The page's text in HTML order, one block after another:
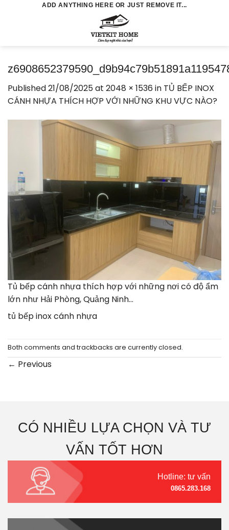
ADD ANYTHING HERE OR JUST REMOVE IT...
Published21/08/2025at 2048 × 1536 in TỦ BẾP INOX
CÁNH NHỰA THÍCH HỢP VỚI NHỮNG KHU VỰC NÀO?
Tủ bếp cánh nhựa thích hợp với những nơi có độ ẩm
lớn như Hải Phòng, Quảng Ninh…
tủ bếp inox cánh nhựa
Both comments and trackbacks are currently closed.
← Previous
CÓ NHIỀU LỰA CHỌN VÀ TƯ
VẤN TỐT HƠN
Hotline: tư vấn
0865.283.168